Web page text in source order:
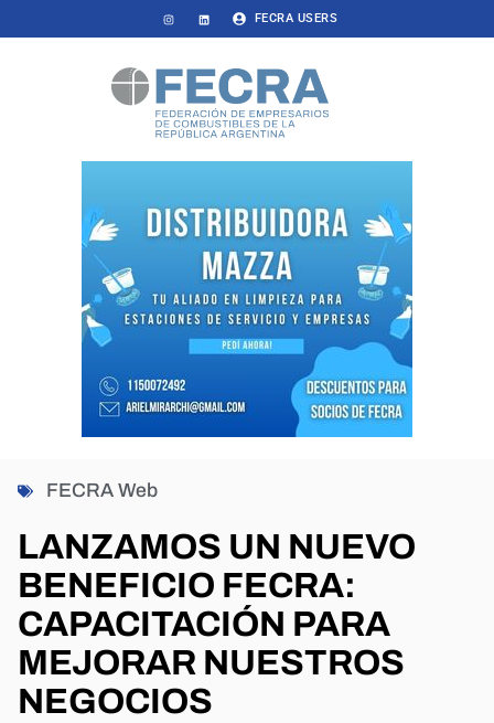
FECRA USERS
FECRA Web
LANZAMOS UN NUEVO
BENEFICIO FECRA:
CAPACITACIÓN PARA
MEJORAR NUESTROS
NEGOCIOS